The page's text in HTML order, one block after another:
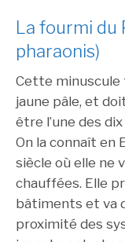
La fourmi du
pharaonis)
Cette minuscule
jaune pâle, et
être l’une des
On la connaît en
siècle où elle ne
chauffées. Elle
bâtiments et va
proximité des